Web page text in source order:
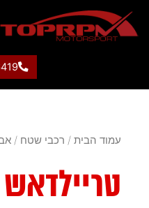
עמוד הבית / רכבי שטח /
טריילדאש 2 ל-JL